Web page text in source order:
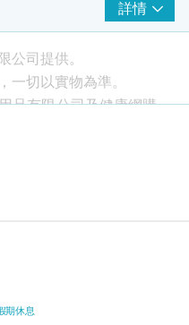
詳情
公司提供。
切以實物為準。
品有限公司及健康網購
權。
上樓送貨費，費用為每
期休息